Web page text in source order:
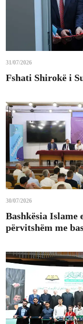
31/07/2026
Fshati Shirokë i
30/07/2026
Bashkësia Islame
përvitshëm me